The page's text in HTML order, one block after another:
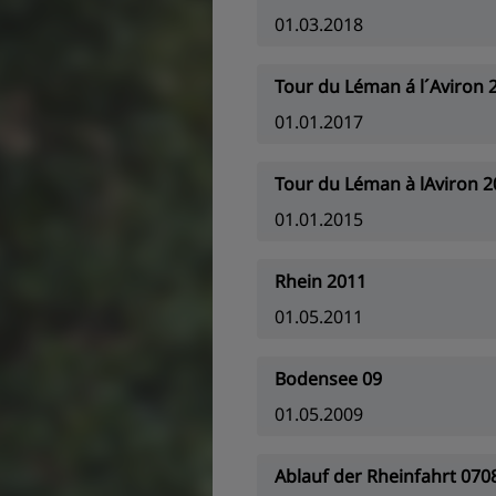
01.03.2018
Tour du Léman á l´Aviron
01.01.2017
Tour du Léman à lAviron
01.01.2015
Rhein 2011
01.05.2011
Bodensee 09
01.05.2009
Ablauf der Rheinfahrt